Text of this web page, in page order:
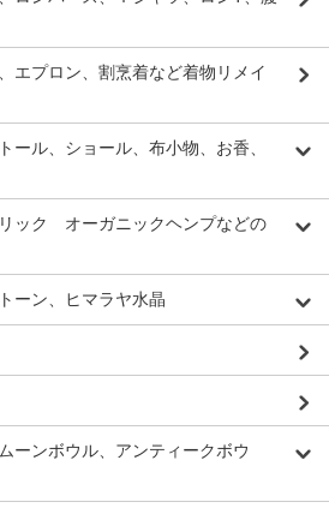
エプロン、割烹着など着物リメイ
ール、ショール、布小物、お香、
ック オーガニックヘンプなどの
ーン、ヒマラヤ水晶
ーンボウル、アンティークボウ